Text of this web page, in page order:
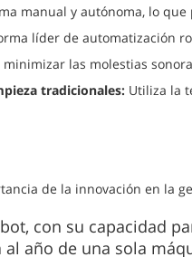
manual y autónoma, lo
líder de automatización
las molestias
tradicionales: Utiliza la
de la innovación en la
con su capacidad
año de una sola